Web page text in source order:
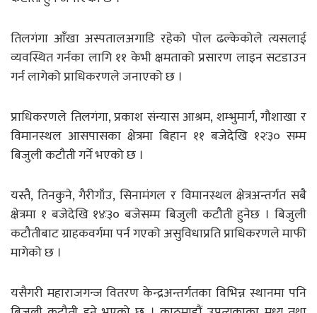
तिलगंगा आँखा अस्पतालअगाडि रहेको पोल ढल्केकोले त्यसलाई
व्यवस्थित गर्नका लागि ११ केभी क्षमताको प्रसारण लाइन सटडाउन
गर्न लागेको प्राधिकरणले जनाएको छ ।
प्राधिकरणले तिलगंगा, प्रकाश संन्यास आश्रम, शम्भुमार्ग, गौशाखा र
विमानस्थल आसपासका क्षेत्रमा बिहान ११ बजेदेखि १२ः३० सम्म
बिजुली कटौती गर्ने भएको छ ।
यस्तै, तिनकुने, गैरीगाँउ, सिनामंगल र विमानस्थल क्षेत्रअन्तर्गत सबै
क्षेत्रमा १ बजेदेखि १४ः३० बजेसम्म बिजुली कटौती हुनेछ । बिजुली
कटौतीबाट ग्राहकवर्गमा पर्न गएको असुविधाप्रति प्राधिकरणले माफी
मागेको छ ।
यसैगरी महाराजगन्ज वितरण केन्द्रअन्तर्गतका विभिन्न स्थानमा पनि